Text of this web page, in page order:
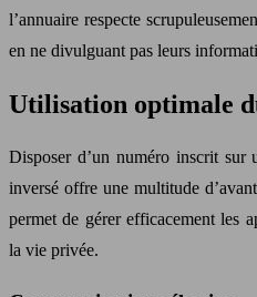
l’annuaire respecte
en ne divulguant pas leurs
Utilisation optimale
Disposer d’un numéro inscrit sur
inversé offre une multitude
permet de gérer efficacement les
la vie privée.